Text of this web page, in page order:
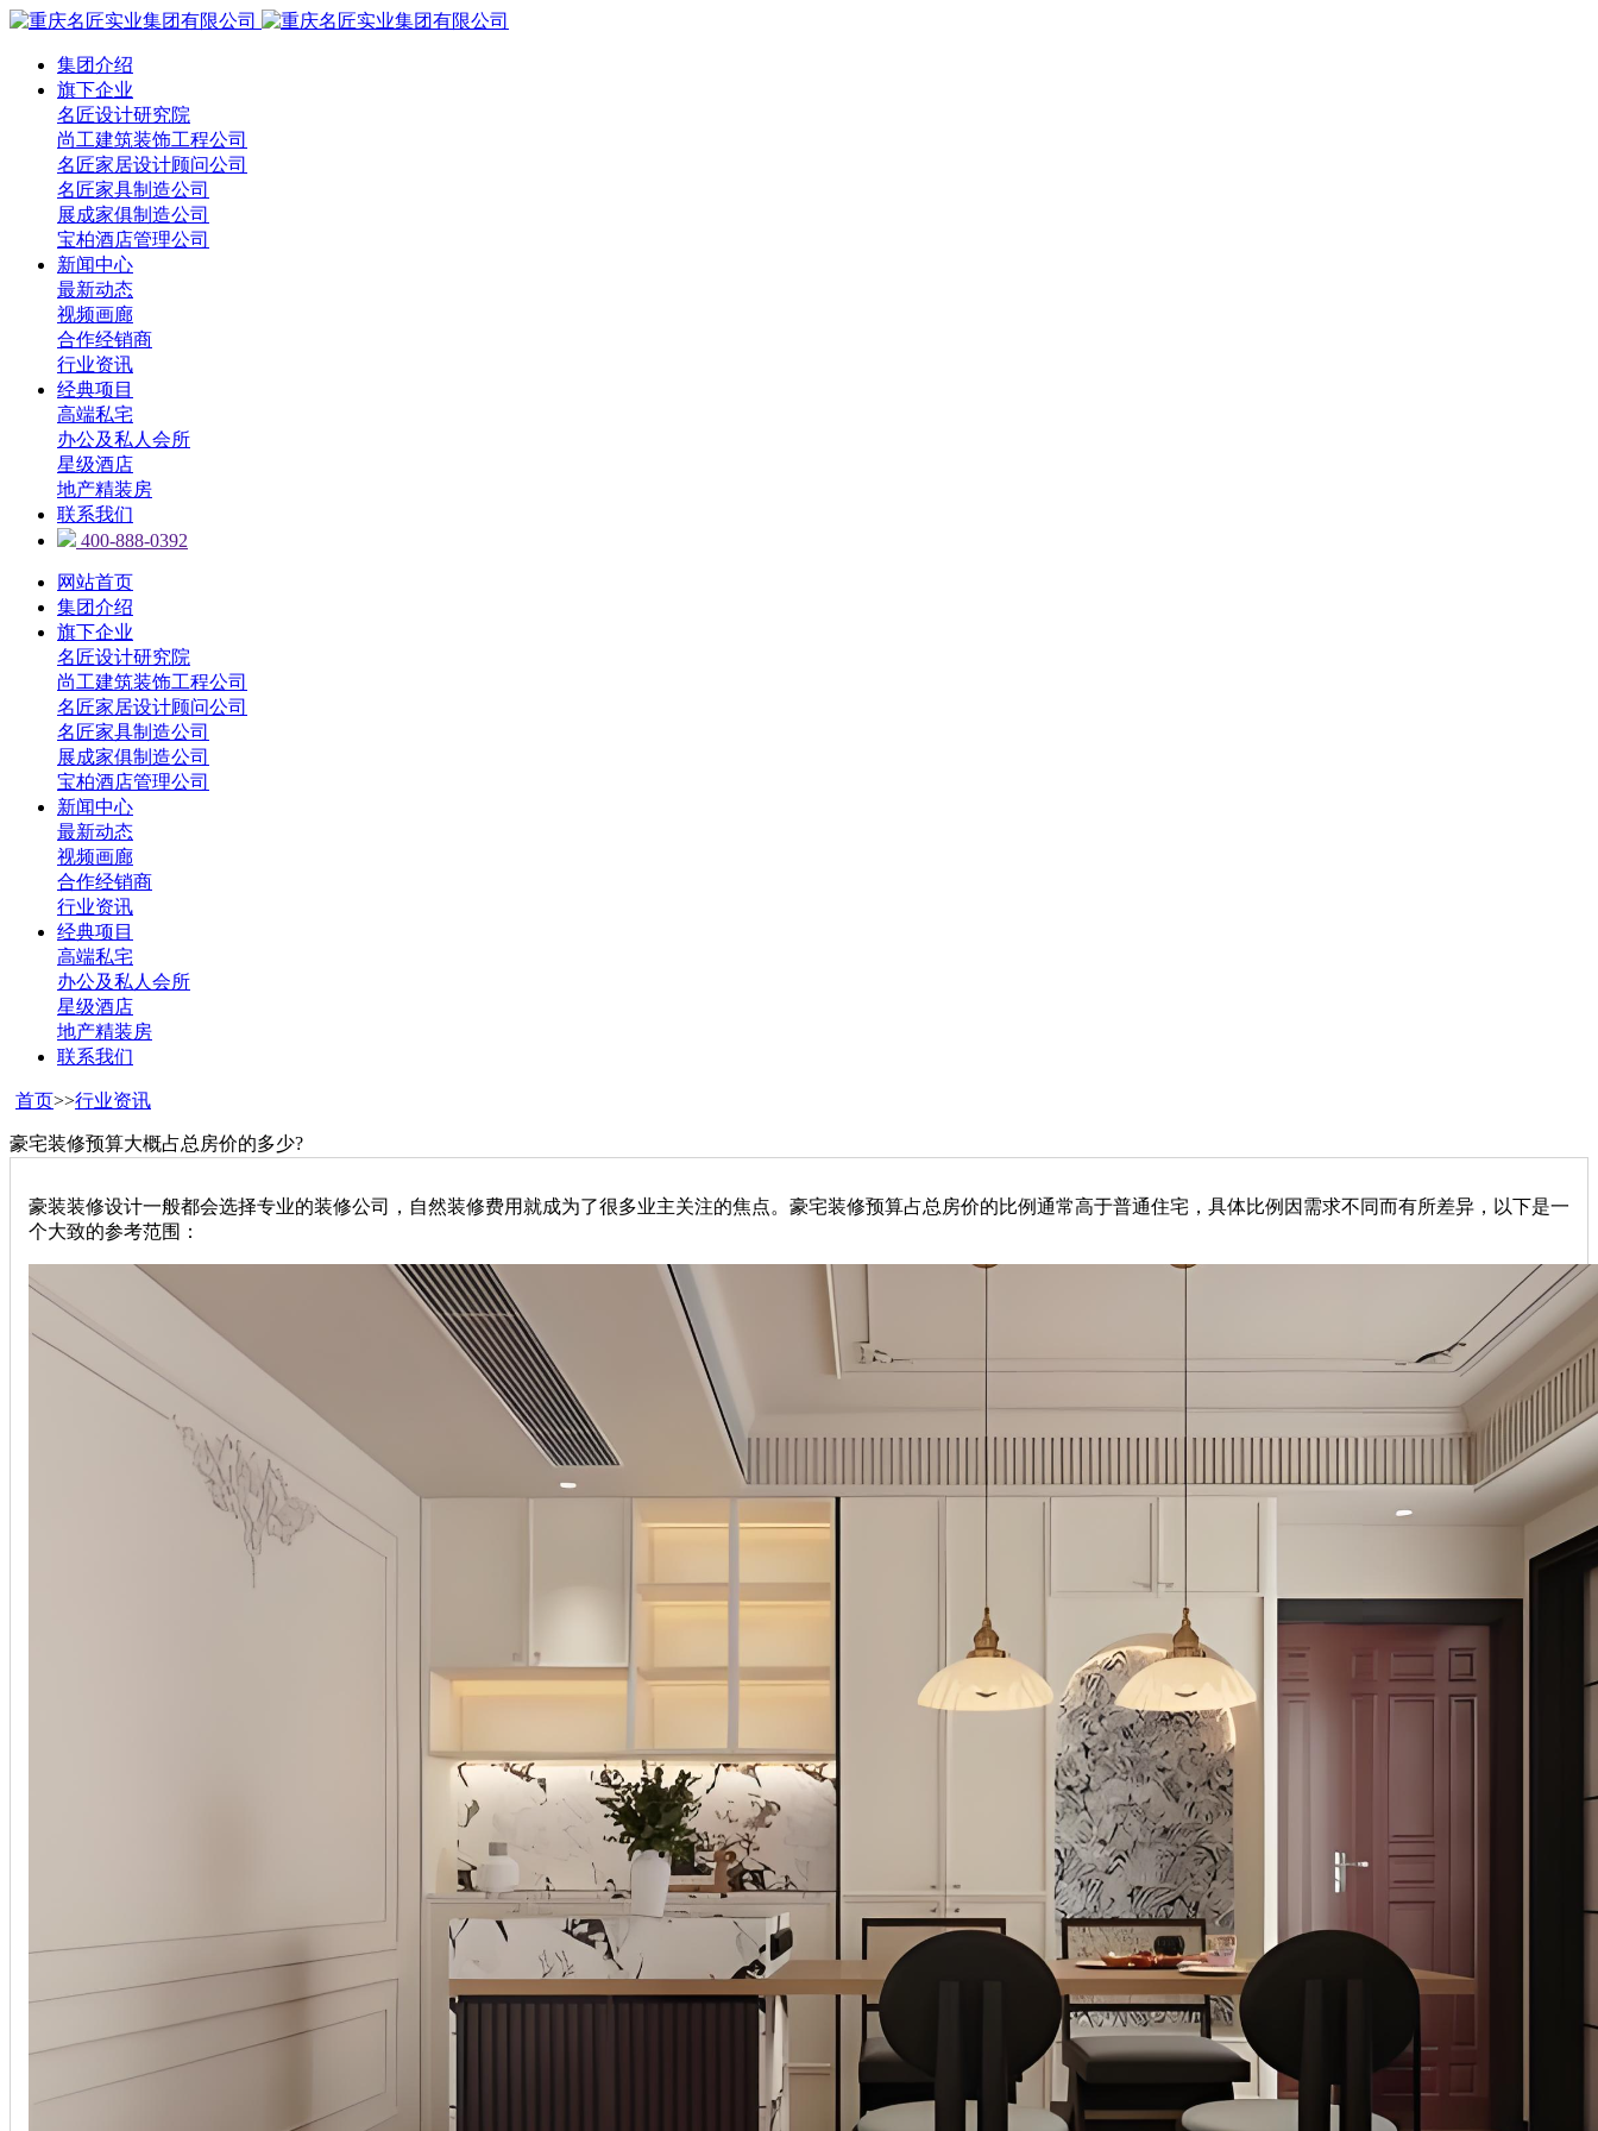
集团介绍
旗下企业
名匠设计研究院
尚工建筑装饰工程公司
名匠家居设计顾问公司
名匠家具制造公司
展成家俱制造公司
宝柏酒店管理公司
新闻中心
最新动态
视频画廊
合作经销商
行业资讯
经典项目
高端私宅
办公及私人会所
星级酒店
地产精装房
联系我们
400-888-0392
网站首页
集团介绍
旗下企业
名匠设计研究院
尚工建筑装饰工程公司
名匠家居设计顾问公司
名匠家具制造公司
展成家俱制造公司
宝柏酒店管理公司
新闻中心
最新动态
视频画廊
合作经销商
行业资讯
经典项目
高端私宅
办公及私人会所
星级酒店
地产精装房
联系我们
首页>>行业资讯
豪宅装修预算大概占总房价的多少?
豪装装修设计一般都会选择专业的装修公司，自然装修费用就成为了很多业主关注的焦点。豪宅装修预算占总房价的比例通常高于普通住宅，具体比例因需求不同而有所差异，以下是一
个大致的参考范围：